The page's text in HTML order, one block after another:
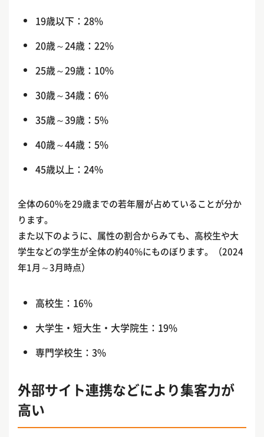
19歳以下：28%
20歳～24歳：22%
25歳～29歳：10%
30歳～34歳：6%
35歳～39歳：5%
40歳～44歳：5%
45歳以上：24%
全体の60%を29歳までの若年層が占めていることが分か
ります。
また以下のように、属性の割合からみても、高校生や大
学生などの学生が全体の約40%にものぼります。（2024
年1月～3月時点）
高校生：16%
大学生・短大生・大学院生：19%
専門学校生：3%
外部サイト連携などにより集客力が
高い